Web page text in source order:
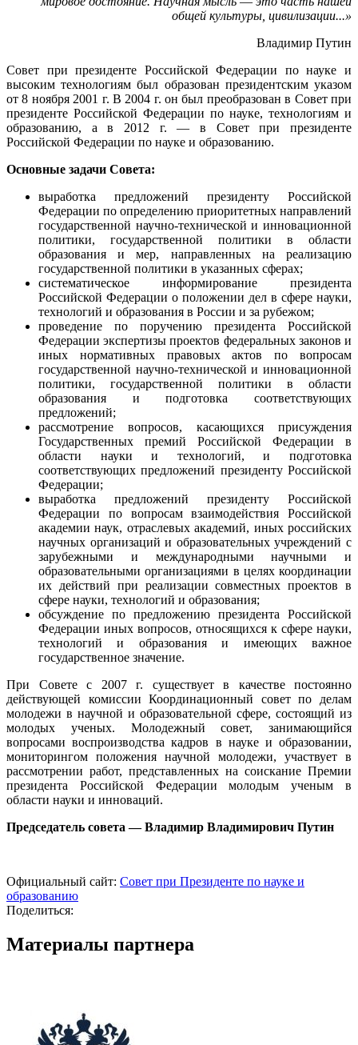
общей культуры, цивилизации...»
Владимир Путин
Совет при президенте Российской Федерации по науке и
высоким технологиям был образован президентским указом
от 8 ноября 2001 г. В 2004 г. он был преобразован в Совет при
президенте Российской Федерации по науке, технологиям и
образованию, а в 2012 г. — в Совет при президенте
Российской Федерации по науке и образованию.
Основные задачи Совета:
выработка предложений президенту Российской
Федерации по определению приоритетных направлений
государственной научно-технической и инновационной
политики, государственной политики в области
образования и мер, направленных на реализацию
государственной политики в указанных сферах;
систематическое информирование президента
Российской Федерации о положении дел в сфере науки,
технологий и образования в России и за рубежом;
проведение по поручению президента Российской
Федерации экспертизы проектов федеральных законов и
иных нормативных правовых актов по вопросам
государственной научно-технической и инновационной
политики, государственной политики в области
образования и подготовка соответствующих
предложений;
рассмотрение вопросов, касающихся присуждения
Государственных премий Российской Федерации в
области науки и технологий, и подготовка
соответствующих предложений президенту Российской
Федерации;
выработка предложений президенту Российской
Федерации по вопросам взаимодействия Российской
академии наук, отраслевых академий, иных российских
научных организаций и образовательных учреждений с
зарубежными и международными научными и
образовательными организациями в целях координации
их действий при реализации совместных проектов в
сфере науки, технологий и образования;
обсуждение по предложению президента Российской
Федерации иных вопросов, относящихся к сфере науки,
технологий и образования и имеющих важное
государственное значение.
При Совете с 2007 г. существует в качестве постоянно
действующей комиссии Координационный совет по делам
молодежи в научной и образовательной сфере, состоящий из
молодых ученых. Молодежный совет, занимающийся
вопросами воспроизводства кадров в науке и образовании,
мониторингом положения научной молодежи, участвует в
рассмотрении работ, представленных на соискание Премии
президента Российской Федерации молодым ученым в
области науки и инноваций.
Председатель совета — Владимир Владимирович Путин
Официальный сайт: Совет при Президенте по науке и
образованию
Поделиться:
Материалы партнера